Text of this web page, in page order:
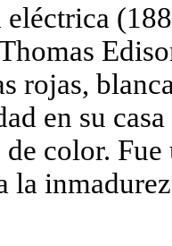
eléctrica
rojas,
en su
color.
la